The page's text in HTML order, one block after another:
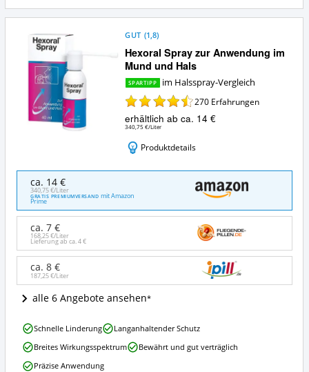
Hexoral Spray zur Anwendung im
Mund und Hals
GUT (1,8)
SPARTIPP im Halsspray-Vergleich
270 Erfahrungen
erhältlich ab ca. 14 €
340,75 €/Liter
Produktdetails
Hexoral
Spray
Anwendung
Mund
und
Hals
Angebote:
Wo
ist
Halsspray
erhältlich?
ca. 14 €
340,75 €/Liter
GRATIS PREMIUMVERSAND mit Amazon
Prime
ca. 7 €
168,25 €/Liter
Lieferung ab ca.4 €
ca. 8 €
187,25 €/Liter
alle 6 Angebote ansehen
Hexoral
Spray
zur
Anwendung
Schnelle Linderung
Langanhaltender Schutz
Breites Wirkungsspektrum
Bewährt und gut verträglich
Präzise Anwendung